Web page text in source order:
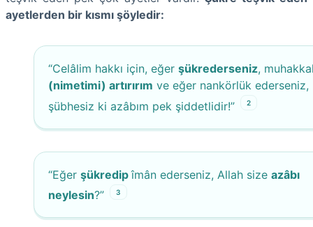
ayetlerden bir kısmı şöyledir:
“Celâlim hakkı için, eğer şükrederseniz,
(nimetimi) artırırım ve eğer nankörlük ederseniz,
şübhesiz ki azâbım pek şiddetlidir!”
2
“Eğer şükredipîmân ederseniz, Allah size azâbı
neylesin?” 3